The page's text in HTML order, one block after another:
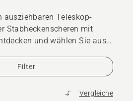
ausziehbaren Teleskop-
Stabheckenscheren mit
und wählen Sie aus
mit großer Reichweite für den
Einsatz.
Filter
Vergleiche